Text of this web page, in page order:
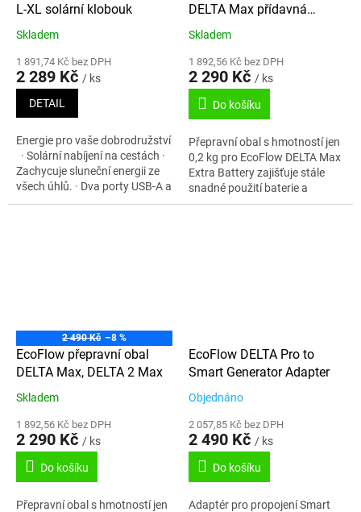
L-XL solární klobouk
Skladem
1 891,74 Kč bez DPH
2 289 Kč / ks
DETAIL
Energie pro vaše dobrodružství
· Solární nabíjení na cestách ·
Zachycuje sluneční energii ze
všech úhlů. · Dva porty USB-A a
USB-C pro nabíjení dvou
DELTA Max přídavná
baterie
Skladem
1 892,56 Kč bez DPH
2 290 Kč / ks
Do košíku
Přepravní obal s hmotností jen
0,2 kg pro EcoFlow DELTA Max
Extra Battery zajišťuje stále
snadné použití baterie a
zároveň ji chrání před vodou,
2 490 Kč –8 %
EcoFlow přepravní obal
DELTA Max, DELTA 2 Max
Skladem
1 892,56 Kč bez DPH
2 290 Kč / ks
Do košíku
Přepravní obal s hmotností jen
EcoFlow DELTA Pro to
Smart Generator Adapter
Objednáno
2 057,85 Kč bez DPH
2 490 Kč / ks
Do košíku
Adaptér pro propojení Smart